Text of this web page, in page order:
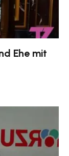
Ehe mit